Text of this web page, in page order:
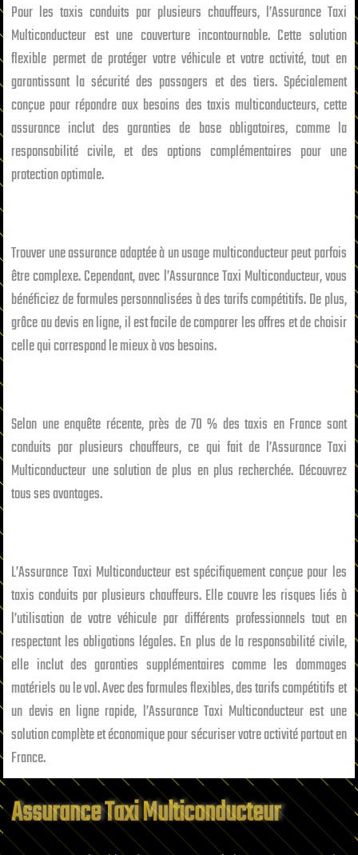
Assurance Taxi Multiconducteur
Pour les taxis conduits par plusieurs chauffeurs, l’Assurance Taxi
Multiconducteur est une couverture incontournable. Cette solution
flexible permet de protéger votre véhicule et votre activité, tout en
garantissant la sécurité des passagers et des tiers. Spécialement
conçue pour répondre aux besoins des taxis multiconducteurs, cette
assurance inclut des garanties de base obligatoires, comme la
responsabilité civile, et des options complémentaires pour une
protection optimale.
Trouver une assurance adaptée à un usage multiconducteur peut parfois
être complexe. Cependant, avec l’Assurance Taxi Multiconducteur, vous
bénéficiez de formules personnalisées à des tarifs compétitifs. De plus,
grâce au devis en ligne, il est facile de comparer les offres et de choisir
celle qui correspond le mieux à vos besoins.
Selon une enquête récente, près de 70 % des taxis en France sont
conduits par plusieurs chauffeurs, ce qui fait de l’Assurance Taxi
Multiconducteur une solution de plus en plus recherchée. Découvrez
tous ses avantages.
L’Assurance Taxi Multiconducteur est spécifiquement conçue pour les
taxis conduits par plusieurs chauffeurs. Elle couvre les risques liés à
l’utilisation de votre véhicule par différents professionnels tout en
respectant les obligations légales. En plus de la responsabilité civile,
elle inclut des garanties supplémentaires comme les dommages
matériels ou le vol. Avec des formules flexibles, des tarifs compétitifs et
un devis en ligne rapide, l’Assurance Taxi Multiconducteur est une
solution complète et économique pour sécuriser votre activité partout en
France.